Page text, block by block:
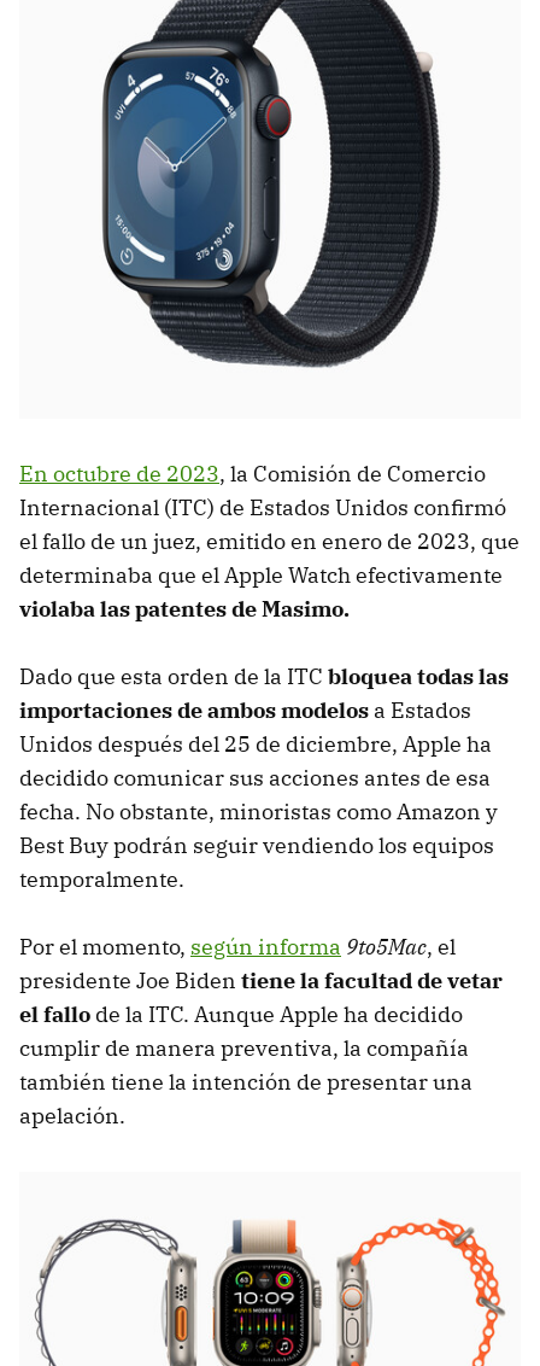
En octubre de 2023, la Comisión de Comercio
Internacional (ITC) de Estados Unidos confirmó
el fallo de un juez, emitido en enero de 2023, que
determinaba que el Apple Watch efectivamente
violaba las patentes de Masimo.
Dado que esta orden de la ITC bloquea todas las
importaciones de ambos modelos a Estados
Unidos después del 25 de diciembre, Apple ha
decidido comunicar sus acciones antes de esa
fecha. No obstante, minoristas como Amazon y
Best Buy podrán seguir vendiendo los equipos
temporalmente.
Por el momento, según informa 9to5Mac, el
presidente Joe Biden tiene la facultad de vetar
el fallo de la ITC. Aunque Apple ha decidido
cumplir de manera preventiva, la compañía
también tiene la intención de presentar una
apelación.